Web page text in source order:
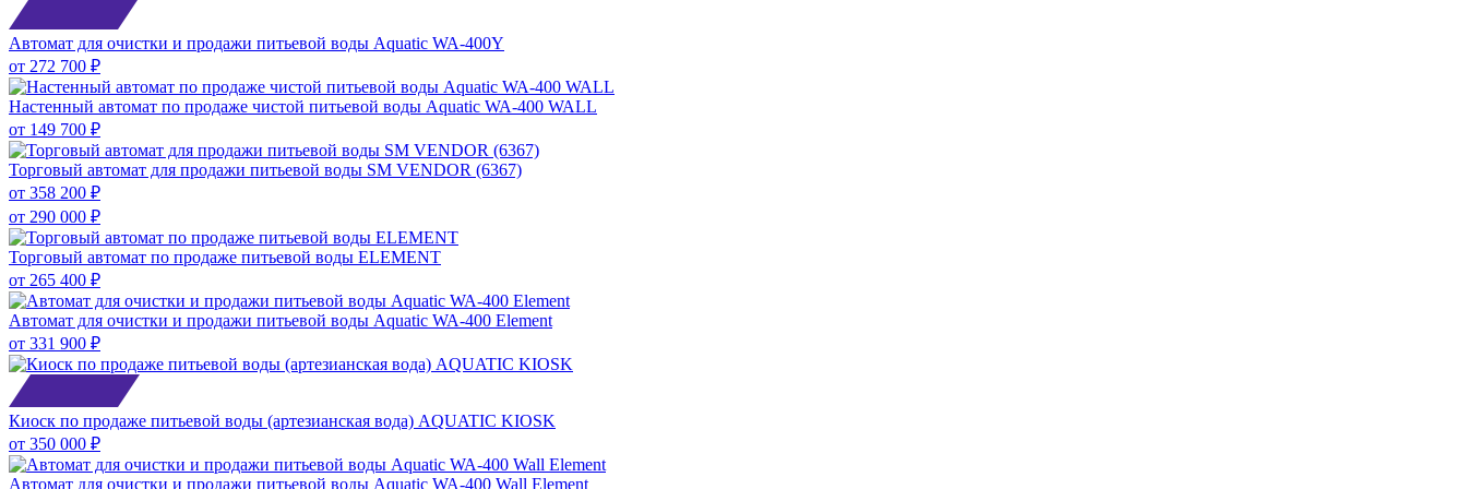
Автомат для очистки и продажи питьевой воды Aquatic WA-400Y
от 272 700 ₽
Настенный автомат по продаже чистой питьевой воды Aquatic WA-400 WALL
от 149 700 ₽
Торговый автомат для продажи питьевой воды SM VENDOR (6367)
от 358 200 ₽
от 290 000 ₽
Торговый автомат по продаже питьевой воды ELEMENT
от 265 400 ₽
Автомат для очистки и продажи питьевой воды Aquatic WA-400 Element
от 331 900 ₽
Киоск по продаже питьевой воды (артезианская вода) AQUATIC KIOSK
от 350 000 ₽
Автомат для очистки и продажи питьевой воды Aquatic WA-400 Wall Element